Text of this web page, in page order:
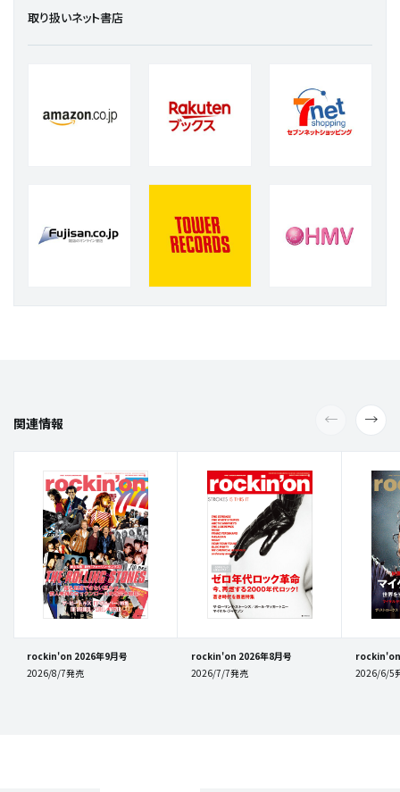
取り扱いネット書店
関連情報
rockin'on 2026年9月号
2026/8/7発売
rockin'on 2026年8月号
2026/7/7発売
rockin'on
2026/6/5